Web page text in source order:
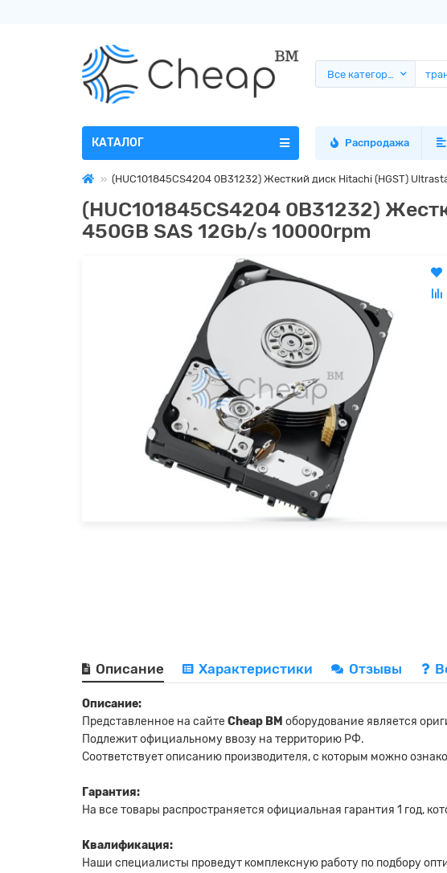
Все категории
КАТАЛОГ Распродажа
(HUC101845CS4204 0B31232) Жесткий диск Hitachi (HGST)
(HUC101845CS4204 0B31232)
450GB SAS 12Gb/s 10000rpm
Описание Характеристики Отзывы
Описание:
Представленное на сайтеCheap BM оборудование является
Подлежит официальному ввозу на территорию РФ.
Соответствует описанию производителя, с которым можно
Гарантия:
На все товары распространяется официальная гарантия 1 год,
Квалификация:
Наши специалисты проведут комплексную работу по подбору